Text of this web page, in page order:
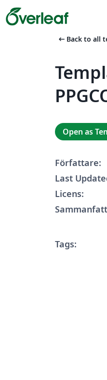
arrow_left_alt Back to all
Open as
Författare:
Last
Licens:
Tags: